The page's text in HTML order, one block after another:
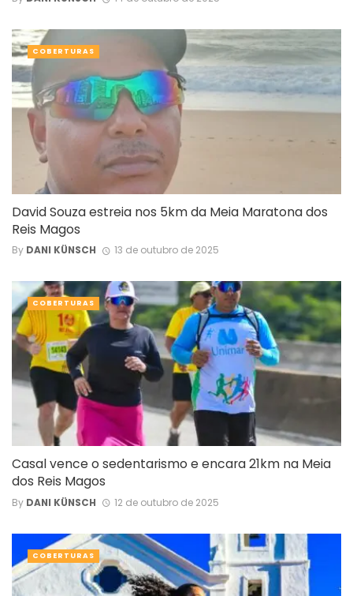
David Souza estreia nos 5km da Meia Maratona dos
Reis Magos
By DANI KÜNSCH 13 de outubro de 2025
COBERTURAS
Casal vence o sedentarismo e encara 21km na Meia
dos Reis Magos
By DANI KÜNSCH 12 de outubro de 2025
COBERTURAS
COBERTURAS